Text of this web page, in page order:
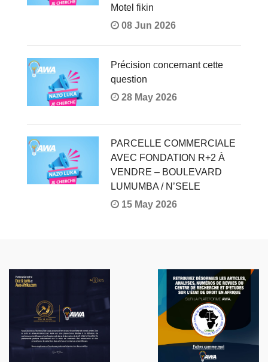
Motel fikin
08 Jun 2026
Précision concernant cette
question
28 May 2026
PARCELLE COMMERCIALE
AVEC FONDATION R+2 À
VENDRE – BOULEVARD
LUMUMBA / N’SELE
15 May 2026